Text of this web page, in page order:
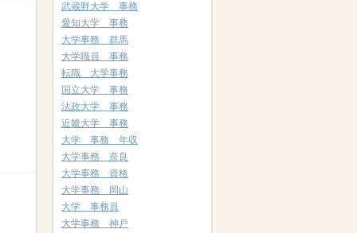
武蔵野大学 事務
愛知大学 事務
大学事務 群馬
大学職員 事務
転職 大学事務
国立大学 事務
法政大学 事務
近畿大学 事務
大学 事務 年収
大学事務 奈良
大学事務 資格
大学事務 岡山
大学 事務員
大学事務 神戸